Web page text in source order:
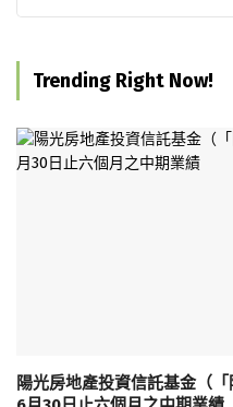
Trending Right Now!
陽光房地產投資信託基金（